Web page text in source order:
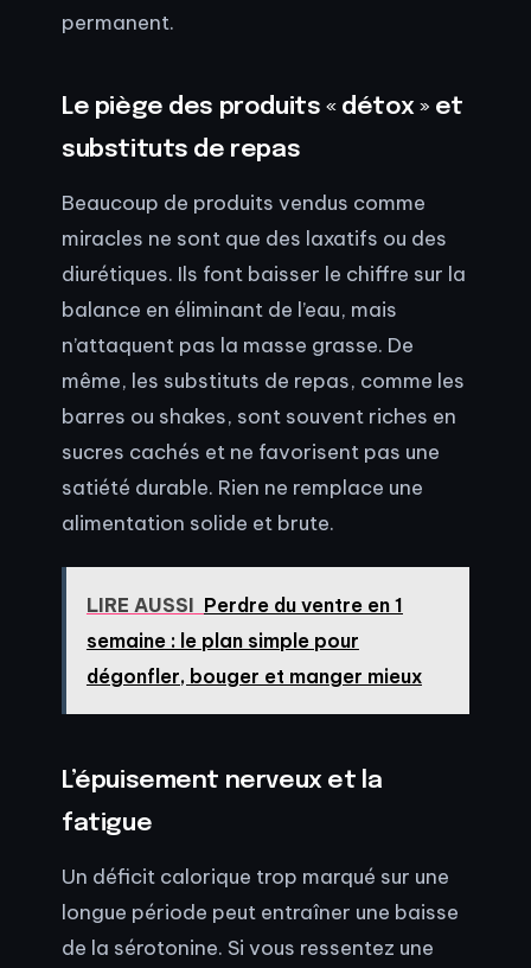
permanent.
Le piège des produits « détox » et
substituts de repas
Beaucoup de produits vendus comme
miracles ne sont que des laxatifs ou des
diurétiques. Ils font baisser le chiffre sur la
balance en éliminant de l’eau, mais
n’attaquent pas la masse grasse. De
même, les substituts de repas, comme les
barres ou shakes, sont souvent riches en
sucres cachés et ne favorisent pas une
satiété durable. Rien ne remplace une
alimentation solide et brute.
LIRE AUSSI Perdre du ventre en 1
semaine : le plan simple pour
dégonfler, bouger et manger mieux
L’épuisement nerveux et la
fatigue
Un déficit calorique trop marqué sur une
longue période peut entraîner une baisse
de la sérotonine. Si vous ressentez une